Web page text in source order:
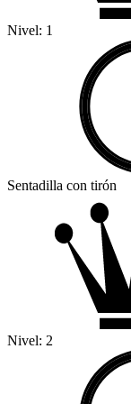
Nivel: 1
Sentadilla con tirón
Nivel: 2